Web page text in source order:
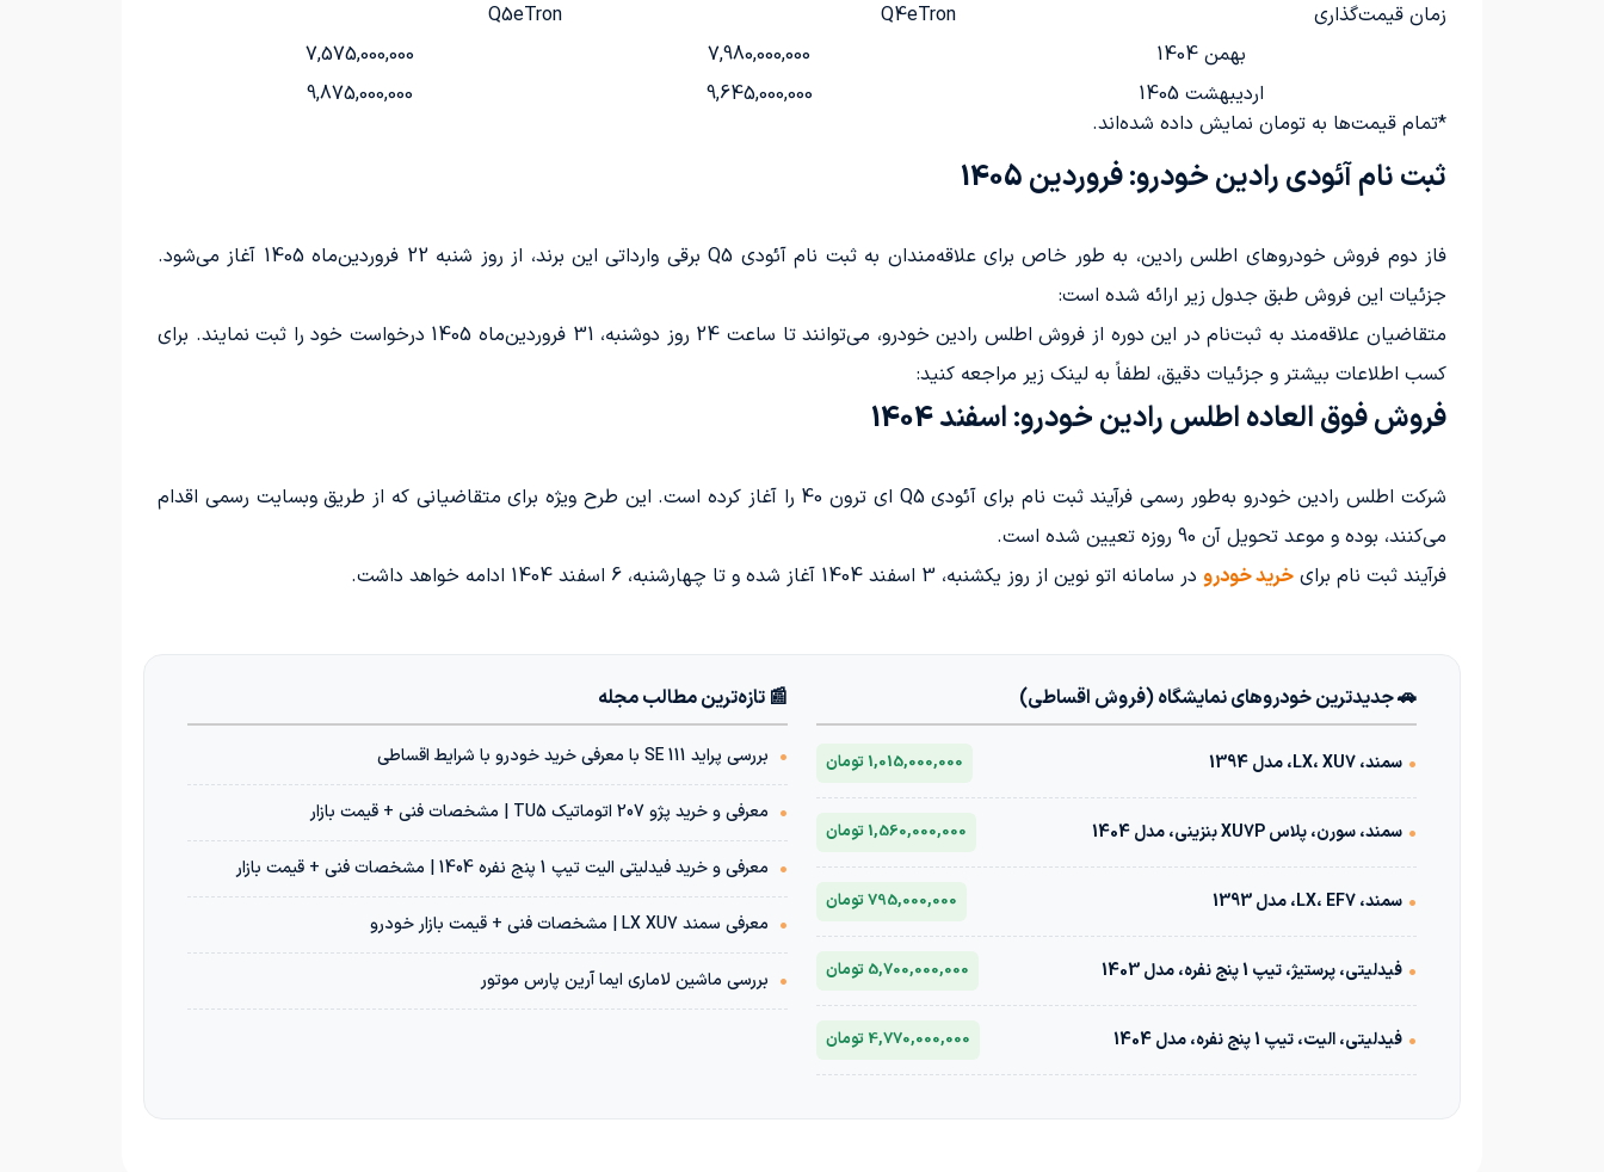
زمان قیمت‌گذاری
Q4eTron
Q5eTron
بهمن 1404
7,980,000,000
7,575,000,000
اردیبهشت 1405
9,645,000,000
9,875,000,000
*تمام قیمت‌ها به تومان نمایش داده شده‌اند.
ثبت نام آئودی رادین خودرو: فروردین 1405
فاز دوم فروش خودروهای اطلس رادین، به طور خاص برای علاقه‌مندان به ثبت نام آئودی Q5 برقی وارداتی این برند، از روز شنبه 22 فروردین‌ماه 1405 آغاز می‌شود.
جزئیات این فروش طبق جدول زیر ارائه شده است:
متقاضیان علاقه‌مند به ثبت‌نام در این دوره از فروش اطلس رادین خودرو، می‌توانند تا ساعت 24 روز دوشنبه، 31 فروردین‌ماه 1405 درخواست خود را ثبت نمایند. برای
کسب اطلاعات بیشتر و جزئیات دقیق، لطفاً به لینک زیر مراجعه کنید:
فروش فوق العاده اطلس رادین خودرو: اسفند 1404
شرکت اطلس رادین خودرو به‌طور رسمی فرآیند ثبت نام برای آئودی Q5 ای ترون 40 را آغاز کرده است. این طرح ویژه برای متقاضیانی که از طریق وبسایت رسمی اقدام
می‌کنند، بوده و موعد تحویل آن 90 روزه تعیین شده است.
فرآیند ثبت نام برای خرید خودرو در سامانه اتو نوین از روز یکشنبه، 3 اسفند 1404 آغاز شده و تا چهارشنبه، 6 اسفند 1404 ادامه خواهد داشت.
🚗 جدیدترین خودروهای نمایشگاه (فروش اقساطی)
• سمند، LX، XU7، مدل 1394 1,015,000,000 تومان
• سمند، سورن، پلاس XU7P بنزینی، مدل 1404 1,560,000,000 تومان
• سمند، LX، EF7، مدل 1393 795,000,000 تومان
• فیدلیتی، پرستیژ، تیپ 1 پنج نفره، مدل 1403 5,700,000,000 تومان
• فیدلیتی، الیت، تیپ 1 پنج نفره، مدل 1404 4,770,000,000 تومان
📰 تازه‌ترین مطالب مجله
• بررسی پراید 111 SE با معرفی خرید خودرو با شرایط اقساطی
• معرفی و خرید پژو 207 اتوماتیک TU5 | مشخصات فنی + قیمت بازار
• معرفی و خرید فیدلیتی الیت تیپ 1 پنج نفره 1404 | مشخصات فنی + قیمت بازار
• معرفی سمند LX XU7 | مشخصات فنی + قیمت بازار خودرو
• بررسی ماشین لاماری ایما آرین پارس موتور